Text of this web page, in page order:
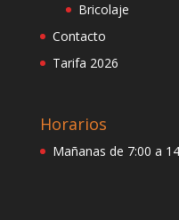
Bricolaje
Contacto
Tarifa 2026
Horarios
Mañanas de 7:00 a